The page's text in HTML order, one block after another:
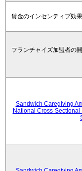
賃金のインセンティブ効
フランチャイズ加盟者の
Sandwich Caregiving
National Cross-